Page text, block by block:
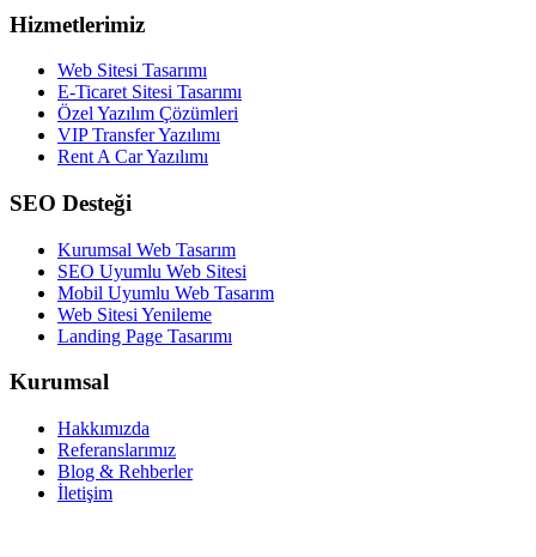
Hizmetlerimiz
Web Sitesi Tasarımı
E-Ticaret Sitesi Tasarımı
Özel Yazılım Çözümleri
VIP Transfer Yazılımı
Rent A Car Yazılımı
SEO Desteği
Kurumsal Web Tasarım
SEO Uyumlu Web Sitesi
Mobil Uyumlu Web Tasarım
Web Sitesi Yenileme
Landing Page Tasarımı
Kurumsal
Hakkımızda
Referanslarımız
Blog & Rehberler
İletişim